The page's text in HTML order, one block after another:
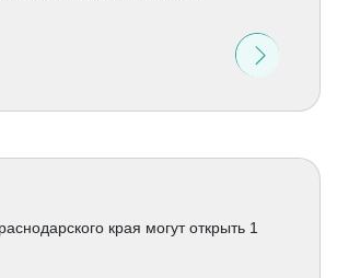
края могут открыть 1